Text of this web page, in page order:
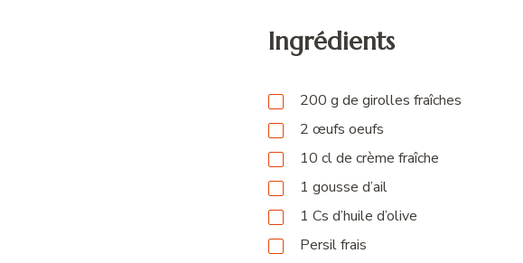
Ingrédients
200 g de girolles fraîches
2 œufs oeufs
10 clde crème fraîche
1 gousse d’ail
1 Cs d’huile d’olive
Persil frais